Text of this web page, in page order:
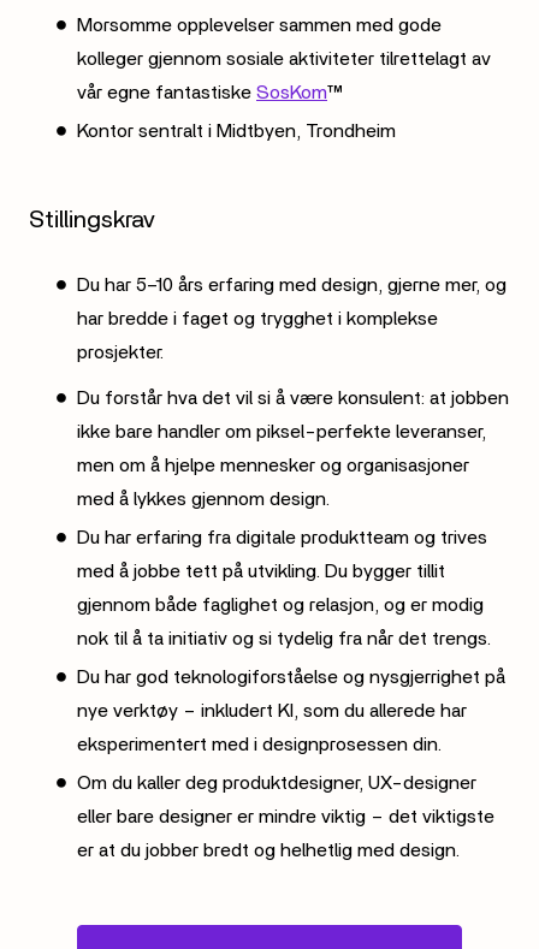
Morsomme opplevelser sammen med gode
kolleger gjennom sosiale aktiviteter tilrettelagt av
vår egne fantastiske SosKom™
Kontor sentralt i Midtbyen, Trondheim
Stillingskrav
Du har 5–10 års erfaring med design, gjerne mer, og
har bredde i faget og trygghet i komplekse
prosjekter.
Du forstår hva det vil si å være konsulent: at jobben
ikke bare handler om piksel-perfekte leveranser,
men om å hjelpe mennesker og organisasjoner
med å lykkes gjennom design.
Du har erfaring fra digitale produktteam og trives
med å jobbe tett på utvikling. Du bygger tillit
gjennom både faglighet og relasjon, og er modig
nok til å ta initiativ og si tydelig fra når det trengs.
Du har god teknologiforståelse og nysgjerrighet på
nye verktøy – inkludert KI, som du allerede har
eksperimentert med i designprosessen din.
Om du kaller deg produktdesigner, UX-designer
eller bare designer er mindre viktig – det viktigste
er at du jobber bredt og helhetlig med design.